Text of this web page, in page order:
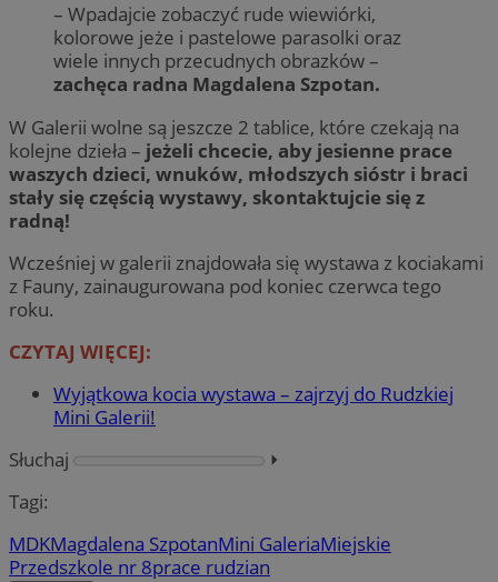
– Wpadajcie zobaczyć rude wiewiórki,
kolorowe jeże i pastelowe parasolki oraz
wiele innych przecudnych obrazków –
zachęca radna Magdalena Szpotan.
W Galerii wolne są jeszcze 2 tablice, które czekają na
kolejne dzieła – jeżeli chcecie, aby jesienne prace
waszych dzieci, wnuków, młodszych sióstr i braci
stały się częścią wystawy, skontaktujcie się z
radną!
Wcześniej w galerii znajdowała się wystawa z kociakami
z Fauny, zainaugurowana pod koniec czerwca tego
roku.
CZYTAJ WIĘCEJ:
Wyjątkowa kocia wystawa – zajrzyj do Rudzkiej
Mini Galerii!
Słuchaj
⏵︎
Tagi:
MDKMagdalena SzpotanMini GaleriaMiejskie
Przedszkole nr 8prace rudzian